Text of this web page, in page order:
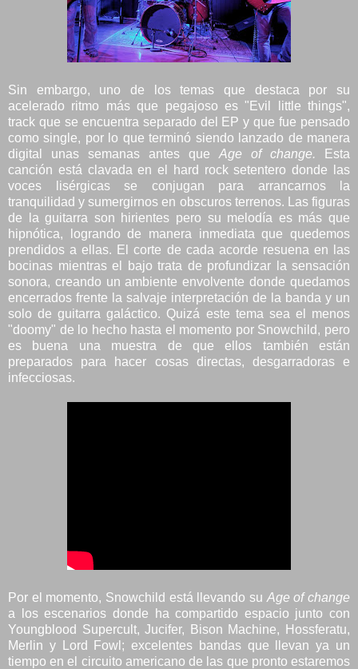
Sin embargo, uno de los temas que destaca por su
acelerado ritmo más que pegajoso es "Evil little things",
track que se encuentra separado del EP y que fue pensado
como single, por lo que terminó siendo lanzado de manera
digital unas semanas antes que Age of change.
Esta
canción está clavada en el hard rock setentero donde las
voces lisérgicas se conjugan para arrancarnos la
tranquilidad y sumergirnos en obscuros terrenos. Las figuras
de la guitarra son hirientes pero su melodía es más que
hipnótica, logrando de manera inmediata que quedemos
prendidos a ellas. El corte de cada acorde resuena en las
bocinas mientras el bajo trata de profundizar la sensación
sonora, creando un ambiente envolvente donde quedamos
encerrados frente la salvaje interpretación de la banda y un
solo de guitarra galáctico. Quizá este tema sea el menos
"doomy" de lo hecho hasta el momento por Snowchild, pero
es buena una muestra de que ellos también están
preparados para hacer cosas directas, desgarradoras e
infecciosas.
Por el momento, Snowchild está llevando su Age of change
a los escenarios donde ha compartido espacio junto con
Youngblood Supercult, Jucifer, Bison Machine, Hossferatu,
Merlin y Lord Fowl; excelentes bandas que llevan ya un
tiempo en el circuito americano de las que pronto estaremos